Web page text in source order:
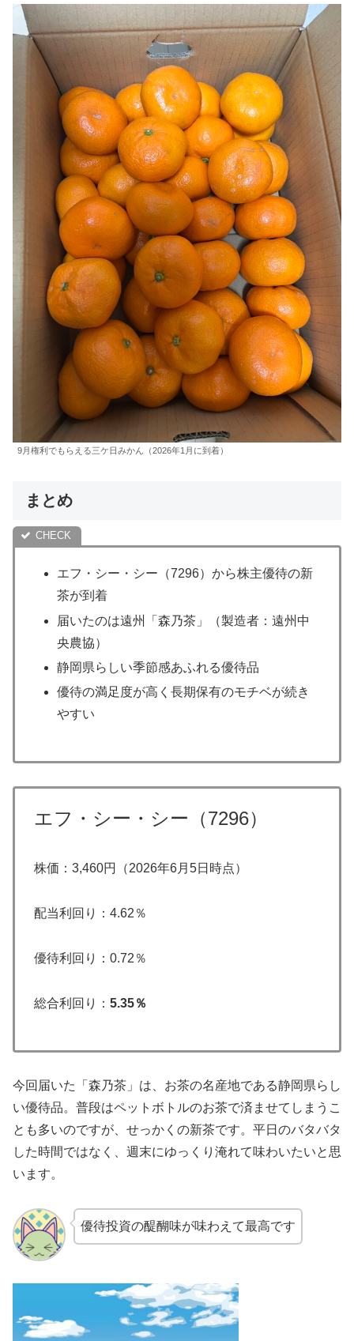
9月権利でもらえる三ケ日みかん（2026年1月に到着）
まとめ
エフ・シー・シー（7296）から株主優待の新
茶が到着
届いたのは遠州「森乃茶」（製造者：遠州中
央農協）
静岡県らしい季節感あふれる優待品
優待の満足度が高く長期保有のモチベが続き
やすい
エフ・シー・シー（7296）
株価：3,460円（2026年6月5日時点）
配当利回り：4.62％
優待利回り：0.72％
総合利回り： 5.35％
今回届いた「森乃茶」は、お茶の名産地である静岡県らし
い優待品。普段はペットボトルのお茶で済ませてしまうこ
とも多いのですが、せっかくの新茶です。平日のバタバタ
した時間ではなく、週末にゆっくり淹れて味わいたいと思
います。
優待投資の醍醐味が味わえて最高です